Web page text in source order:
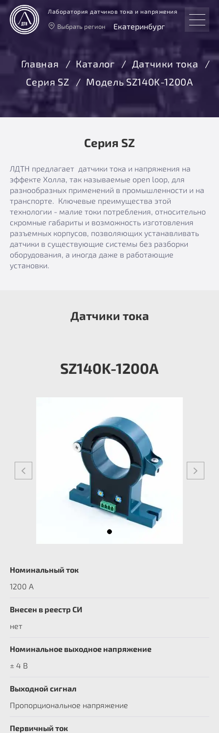
Лаборатория датчиков тока и напряжения
Выбрать регион Екатеринбург
Москва
Санкт-Петербург
Екатеринбург
Новосибирск
Главная Каталог
Датчики тока
Серия SZ
Модель SZ140K-1200А
Серия SZ
ЛДТН предлагает датчики тока и напряжения на
эффекте Холла, так называемые open loop, для
разнообразных применений в промышленности и на
транспорте. Ключевые преимущества этой
технологии - малие токи потребления, относительно
скромные габариты и возможность изготовления
разъемных корпусов, позволяющих устанавливать
датчики в существующие системы без разборки
оборудования, а иногда даже в работающие
установки.
Датчики тока
SZ140K-1200А
Номинальный ток
1200 А
Внесен в реестр СИ
нет
Номинальное выходное напряжение
± 4 В
Выходной сигнал
Пропорциональное напряжение
Первичный ток